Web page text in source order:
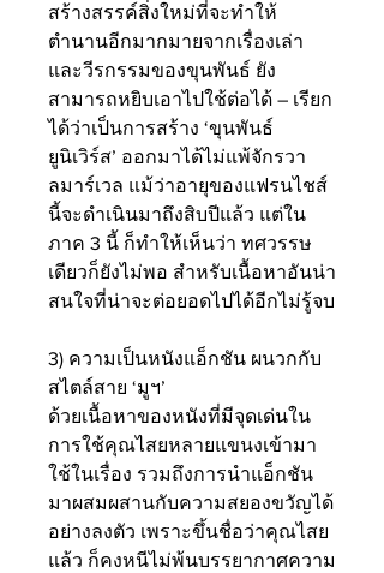
สร้างสรรค์สิ่งใหม่ที่จะทำให้
ตำนานอีกมากมายจากเรื่องเล่า
และวีรกรรมของขุนพันธ์ ยัง
สามารถหยิบเอาไปใช้ต่อได้ – เรียก
ได้ว่าเป็นการสร้าง ‘ขุนพันธ์
ยูนิเวิร์ส’ ออกมาได้ไม่แพ้จักรวา
ลมาร์เวล แม้ว่าอายุของแฟรนไชส์
นี้จะดำเนินมาถึงสิบปีแล้ว แต่ใน
ภาค 3 นี้ ก็ทำให้เห็นว่า ทศวรรษ
เดียวก็ยังไม่พอ สำหรับเนื้อหาอันน่า
3) ความเป็นหนังแอ็กชัน ผนวกกับ
สไตล์สาย ‘มูฯ’
ด้วยเนื้อหาของหนังที่มีจุดเด่นใน
การใช้คุณไสยหลายแขนงเข้ามา
ใช้ในเรื่อง รวมถึงการนำแอ็กชัน
มาผสมผสานกับความสยองขวัญได้
อย่างลงตัว เพราะขึ้นชื่อว่าคุณไสย
แล้ว ก็คงหนีไม่พ้นบรรยากาศความ